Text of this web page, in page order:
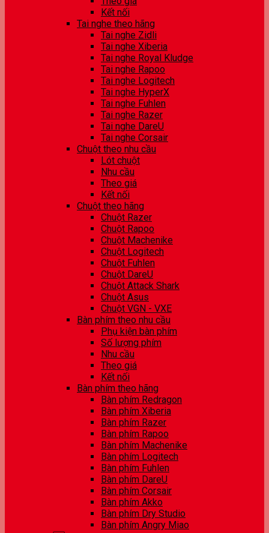
Kết nối
Tai nghe theo hãng
Tai nghe Zidli
Tai nghe Xiberia
Tai nghe Royal Kludge
Tai nghe Rapoo
Tai nghe Logitech
Tai nghe HyperX
Tai nghe Fuhlen
Tai nghe Razer
Tai nghe DareU
Tai nghe Corsair
Chuột theo nhu cầu
Lót chuột
Nhu cầu
Theo giá
Kết nối
Chuột theo hãng
Chuột Razer
Chuột Rapoo
Chuột Machenike
Chuột Logitech
Chuột Fuhlen
Chuột DareU
Chuột Attack Shark
Chuột Asus
Chuột VGN - VXE
Bàn phím theo nhu cầu
Phụ kiện bàn phím
Số lượng phím
Nhu cầu
Theo giá
Kết nối
Bàn phím theo hãng
Bàn phím Redragon
Bàn phím Xiberia
Bàn phím Razer
Bàn phím Rapoo
Bàn phím Machenike
Bàn phím Logitech
Bàn phím Fuhlen
Bàn phím DareU
Bàn phím Corsair
Bàn phím Akko
Bàn phím Dry Studio
Bàn phím Angry Miao